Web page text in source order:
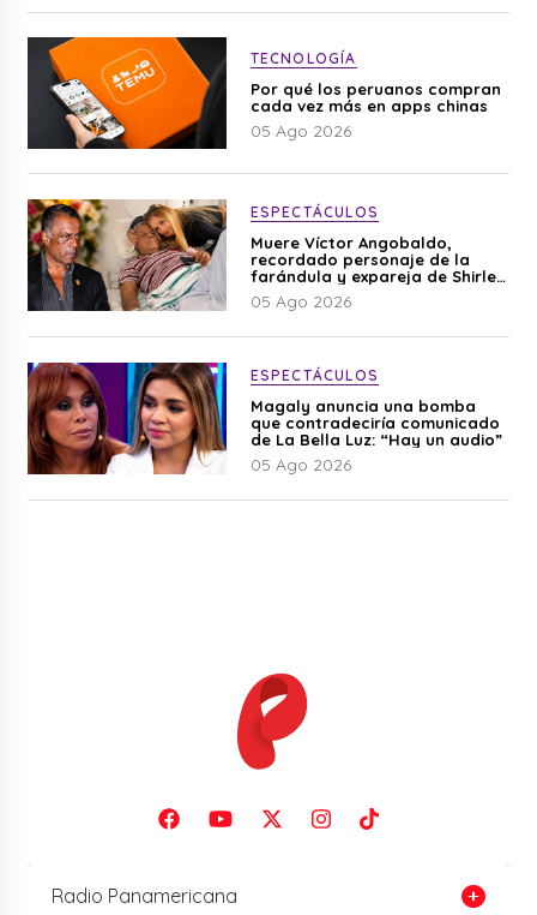
TECNOLOGÍA
Por qué los peruanos compran
cada vez más en apps chinas
05 Ago 2026
ESPECTÁCULOS
Muere Víctor Angobaldo,
recordado personaje de la
farándula y expareja de Shirley
Cherres
05 Ago 2026
ESPECTÁCULOS
Magaly anuncia una bomba
que contradeciría comunicado
de La Bella Luz: “Hay un audio”
05 Ago 2026
Radio Panamericana